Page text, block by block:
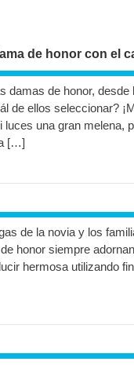
de honor con el
damas de honor,
de ellos seleccionar?
una gran melena,
[…]
de la novia y los
honor siempre
hermosa utilizando